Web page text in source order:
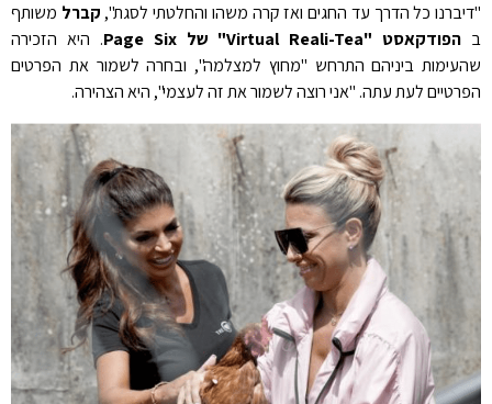
"דיברנו כל הדרך עד החגים ואז קרה משהו והחלטתי לסגת", קברל משותף
ב הפודקאסט "Virtual Reali-Tea" של Page Six
. היא הזכירה
שהעימות ביניהם התרחש "מחוץ למצלמה", ובחרה לשמור את הפרטים
הפרטיים לעת עתה. "אני רוצה לשמור את זה לעצמי", היא הצהירה.